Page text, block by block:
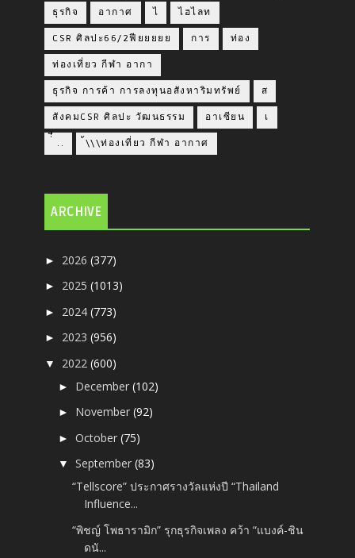
ธุรกิจ อากาศ ไ ไฮไลท
CSR ศิลปะ66/2ฟียยยยย การ ท่อง
ท่องเที่ยว กีฬา อากา
ธุรกิจ การค้า การลงทุนอสังหาริมทรัพย์ ส
สังคมCSR ศิลปะ วัฒนธรรม อาเซียน เ
่่ื​ .. ้\\\ท่องเที่ยว กีฬา อากาศ
ARCHIVE
► 2026(377)
► 2025(1013)
► 2024(773)
► 2023(956)
▼ 2022(600)
► December(102)
► November(92)
►October(75)
▼September(83)
“Tellscore” ประกาศรางวัลแห่งปี “Thailand
Influence...
“พิชญ์ โพธารามิก” รุกธุรกิจเพลง คว้า “แบงค์-ชิน
ดนั...